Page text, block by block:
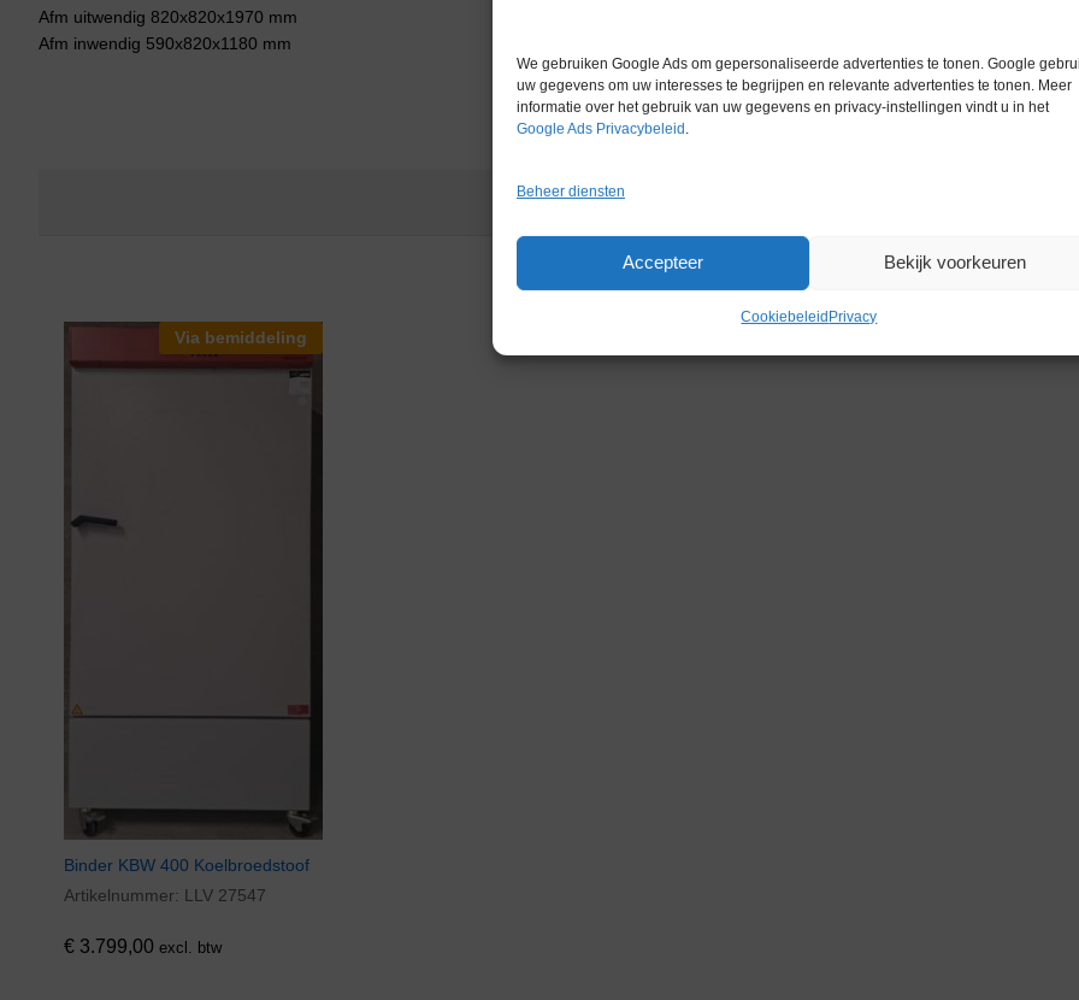
We gebruiken Google Ads om gepersonaliseerde advertenties te tonen. Google
uw gegevens om uw interesses te begrijpen en relevante advertenties te tonen. Meer
informatie over het gebruik van uw gegevens en privacy-instellingen vindt u in het
Google Ads Privacybeleid .
Beheer diensten
Accepteer Bekijk voorkeuren
CookiebeleidPrivacy
Afm uitwendig 820x820x1970 mm
Afm inwendig 590x820x1180 mm
Via bemiddeling
Binder KBW 400 Koelbroedstoof
Artikelnummer: LLV 27547
€ 3.799,00 excl. btw